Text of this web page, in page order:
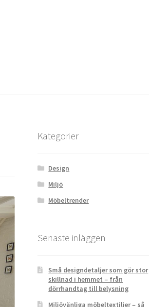
Kategorier
Design
Miljö
Möbeltrender
Senaste inläggen
Små designdetaljer som gör stor
skillnad i hemmet – från
dörrhandtag till belysning
Miljövänliga möbeltextilier – så